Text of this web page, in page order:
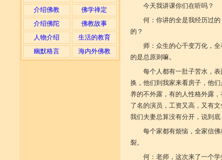
介绍佛教
佛学禅定
介绍佛陀
佛教故事
人物介绍
生活的教育
幽默格言
海内外佛教
今天我讲课你们在听吗？
何：你讲的全是我经历过
的？
师：众生的心千变万化，
的是总原则嘛。
每个人都有一肚子苦水，
换，他们到我家来看房子，他
养的不外露，有的人性格外露
了名的演员，工资又高，又有
我们夫妻总算没有分开，说到
每个家都有烦恼，全家信
裂。
何：老师，这次来了一个